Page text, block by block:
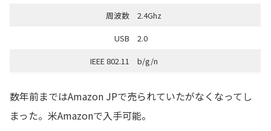
周波数
2.4Ghz
USB
2.0
IEEE 802.11
b/g/n
数年前まではAmazon JPで売られていたがなくなってし
まった。米Amazonで入手可能。